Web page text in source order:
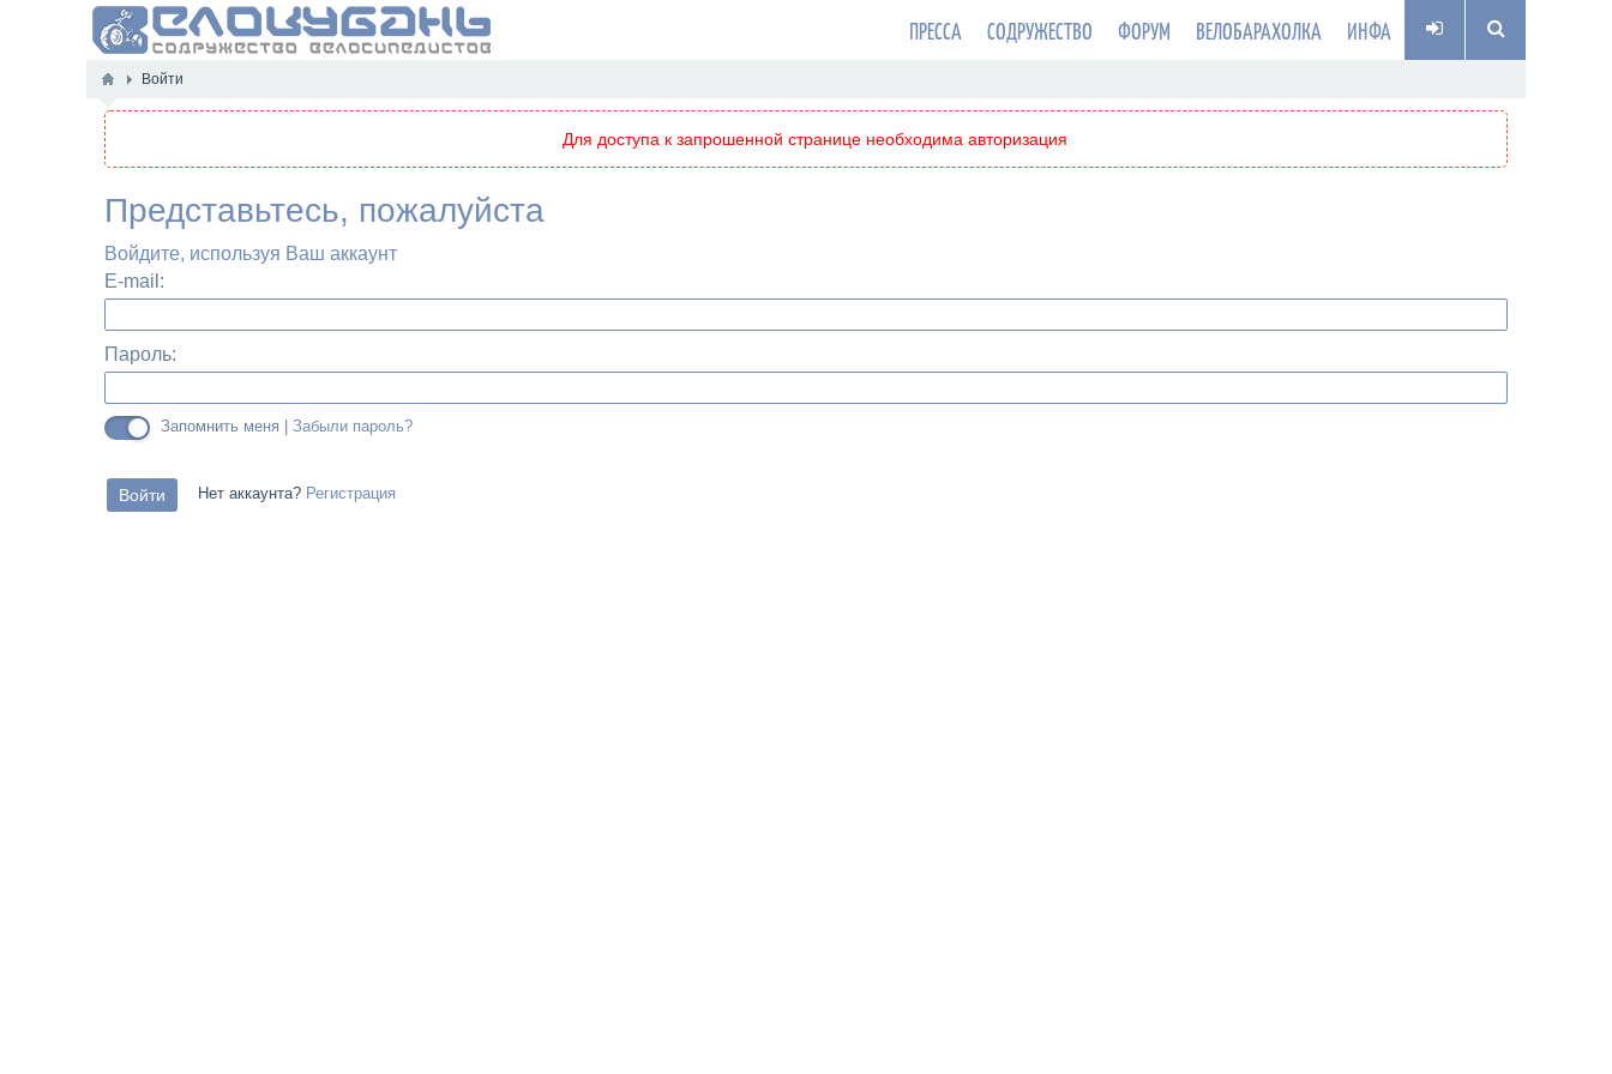
ПРЕССА СОДРУЖЕСТВО ФОРУМ ВЕЛОБАРАХОЛКА ИНФА
Войти
Для доступа к запрошенной странице необходима авторизация
Представьтесь, пожалуйста
Войдите, используя Ваш аккаунт
E-mail:
Пароль:
Запомнить меня | Забыли пароль?
Нет аккаунта? Регистрация